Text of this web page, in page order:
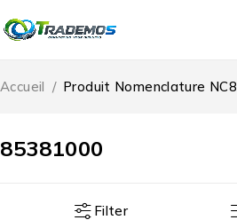
85381000
Accueil / Produit Nomenclature NC8
Filter